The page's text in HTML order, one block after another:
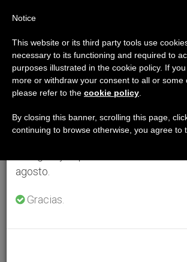
Aviso importante
Del 27 de julio al 7 de agosto
anual, aprovechando que en el
se generan menos informaciones y
agosto.
Gracias.
Notice
This website or its third party tools use
necessary to its functioning and required to
purposes illustrated in the cookie policy. If
more or withdraw your consent to all or some
please refer to the cookie policy
By closing this banner, scrolling this page,
continuing to browse otherwise, you agree to